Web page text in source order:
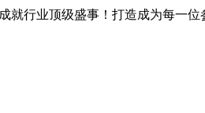
就行业顶级盛事！打造成为每一